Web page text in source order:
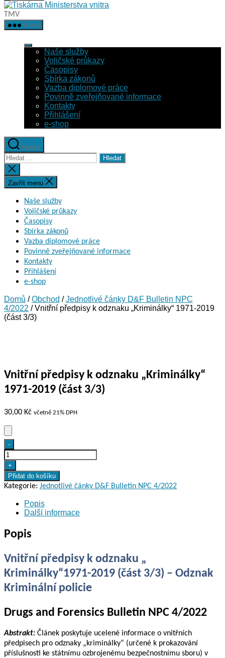
obsahu
TMV
Menu
Naše služby
Voličské průkazy
Časopisy
Sbírka zákonů
Vazba diplomové práce
Povinně zveřejňované informace
Kontakty
Přihlášení
e-shop
Hledat
Výsledky
vyhledávání:
Zavřít
vyhledávání
Zavřít menu
Naše služby
Voličské průkazy
Časopisy
Sbírka zákonů
Vazba diplomové práce
Povinně zveřejňované informace
Kontakty
Přihlášení
e-shop
Domů /Obchod /Jednotlivé čánky D&F Bulletin NPC
4/2022 / Vnitřní předpisy k odznaku „Kriminálky“ 1971-2019
(část 3/3)
Vnitřní předpisy k odznaku „Kriminálky“
1971-2019 (část 3/3)
30,00 Kč včetně 21% DPH
Vnitřní
předpisy
k
odznaku
„Kriminálky“
2019
(část
množství
-
+
Přidat do košíku
Kategorie: Jednotlivé čánky D&F Bulletin NPC 4/2022
Popis
Další informace
Popis
Vnitřní předpisy k odznaku „
Kriminálky“1971-2019 (část 3/3) – Odznak
Kriminální policie
Drugs and Forensics Bulletin NPC 4/2022
Abstrakt: Článek poskytuje ucelené informace o vnitřních
předpisech pro odznaky „kriminálky“ (určené k prokazování
příslušnosti ke státnímu ozbrojenému bezpečnostnímu sboru) v